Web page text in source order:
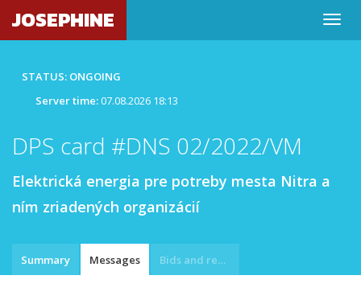
JOSEPHINE
STATUS: ONGOING
Server time:07.08.2026 18:13
DPS card #DNS 02/2022/VM
Elektrická energia pre potreby mesta Nitra a
ním zriadených organizácií
Summary Messages Bids and requests